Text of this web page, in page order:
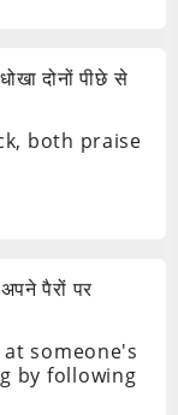
दोनों पीछे से
both praise
पैरों पर
someone's
by following